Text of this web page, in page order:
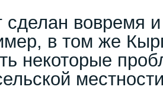
сделан вовремя и
в том же
некоторые